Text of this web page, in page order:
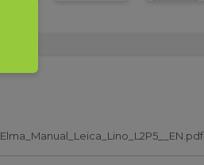
Elma_Manual_Leica_Lino_L2P5__EN.pdf